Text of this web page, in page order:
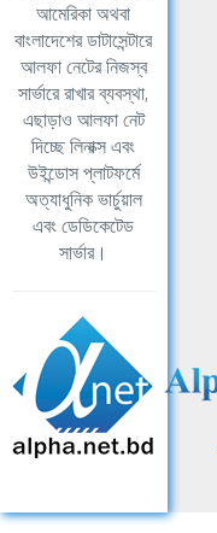
আমেরিকা অথবা
বাংলাদেশের ডাটাসেন্টারে
আলফা নেটের নিজস্ব
সার্ভারে রাখার ব্যবস্থা,
এছাড়াও আলফা নেট
দিচ্ছে লিনাক্স এবং
উইন্ডোস প্লাটফর্মে
অত্যাধুনিক ভার্চুয়াল
এবং ডেডিকেটেড
সার্ভার।